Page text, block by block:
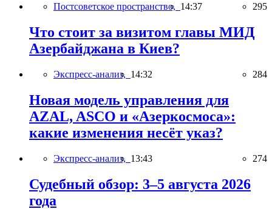
Постсоветское пространство, 14:37 295
Что стоит за визитом главы МИД
Азербайджана в Киев?
Экспресс-анализ, 14:32 284
Новая модель управления для
AZAL, ASCO и «Азеркосмоса»:
какие изменения несёт указ?
Экспресс-анализ, 13:43 274
Судебный обзор: 3–5 августа 2026
года